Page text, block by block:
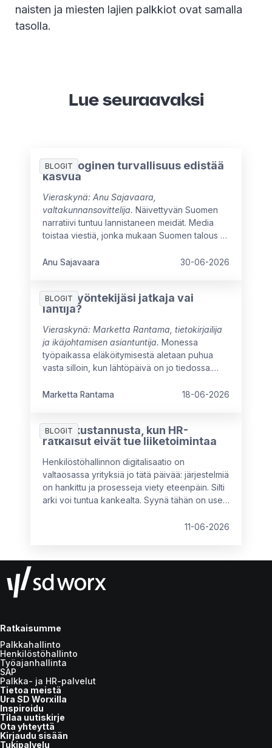
naisten ja miesten lajien palkkiot ovat samalla
tasolla.
Lue seuraavaksi
BLOGIT
Psykologinen turvallisuus edistää
kasvua
Vieraskynä: Anu Sajavaara,
valtakunnansovittelija. Näivettyvän Suomen
narratiivi tuntuu lannistaneen meidät. Media
toistaa viestiä, jonka mukaan Suomen talous ei
signaalit ovat vielä heikkoja. Arvovaltaisissa
oppisimme ajattelemaan isommin.
Anu Sajavaara 30-06-2026
BLOGIT
Onko työntekijäsi jatkaja vai
lähtijä?
Vieraskynä: Marketta Rantama, tietokirjailija
ja ikäjohtamisen asiantuntija. Monessa
työpaikassa eläköitymisestä aletaan puhua
vasta silloin, kun lähtöpäivä on jo tiedossa.
kokeneen työntekijän osaamista
Marketta Rantama 18-06-2026
BLOGIT
7 piilokustannusta, kun HR-
ratkaisut eivät tue liiketoimintaa
Henkilöstöhallinnon digitalisaatio on
valtaosassa yrityksiä jo tätä päivää: järjestelmiä
on hankittu ja prosesseja viety eteenpäin. Silti
arki voi tuntua kankealta. Syynä tähän on usein
organisaation nykyistä kokoa, rakennetta tai
parannuksista tai vääränlaisista, osittain
toimivista ratkaisuista.
11-06-2026
Ratkaisumme
Palkkahallinto
Henkilöstöhallinto
Työajanhallinta
SAP
Palkka- ja HR-palvelut
Tietoa meistä
Ura SD Worxilla
Inspiroidu
Tilaa uutiskirje
Ota yhteyttä
Kirjaudu sisään
Tukipalvelu